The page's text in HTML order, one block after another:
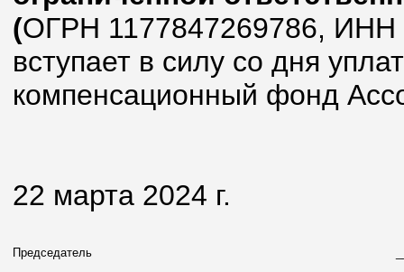
(ОГРН 1177847269786, ИНН
вступает в силу со дня
компенсационный фонд
22 марта 2024 г.
Председатель